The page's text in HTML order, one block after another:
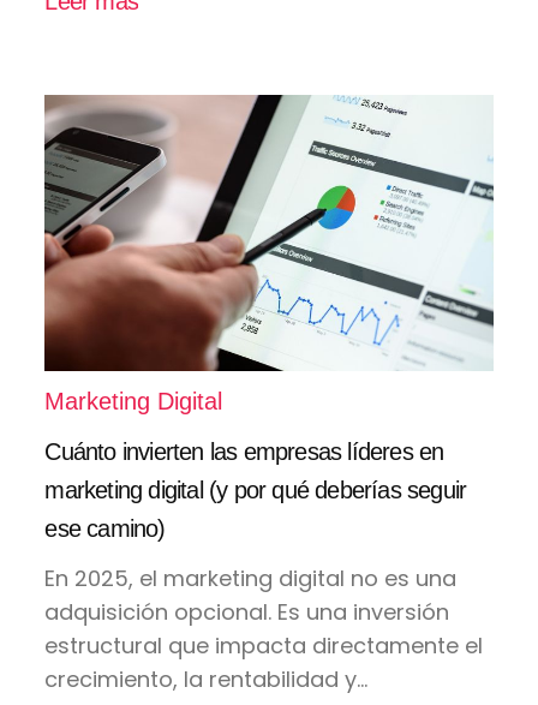
Marketing Digital
Cuánto invierten las empresas líderes en
marketing digital (y por qué deberías seguir
ese camino)
En 2025, el marketing digital no es una
adquisición opcional. Es una inversión
estructural que impacta directamente el
crecimiento, la rentabilidad y...